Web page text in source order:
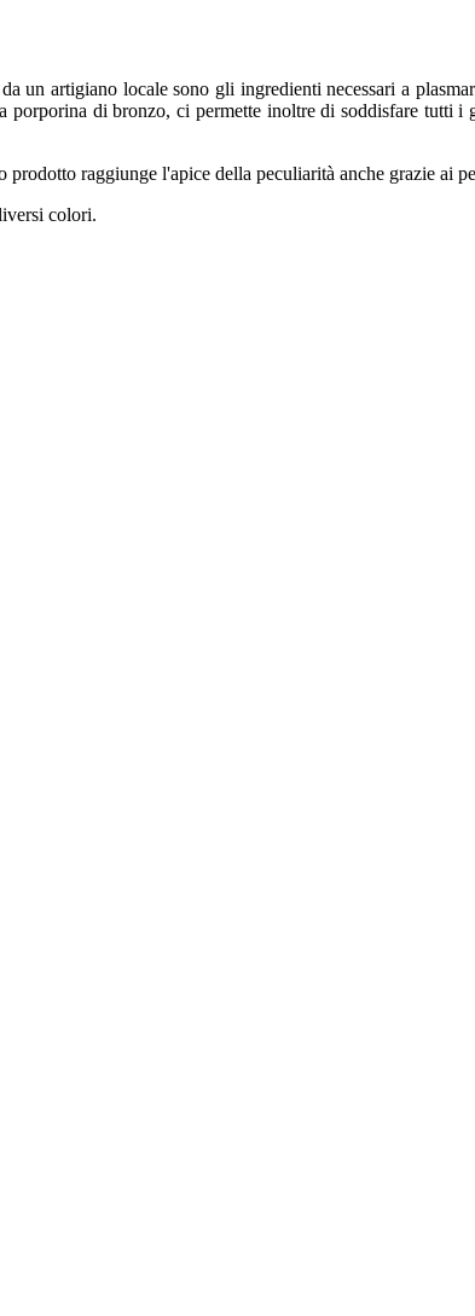
un artigiano locale sono gli ingredienti necessari a
di bronzo, ci permette inoltre di soddisfare tutti
raggiunge l'apice della peculiarità anche grazie ai
colori.